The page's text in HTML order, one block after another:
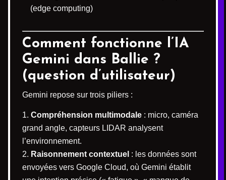
(edge computing)
Comment fonctionne l’IA
Gemini dans Ballie ?
(question d’utilisateur)
Gemini repose sur trois piliers :
Compréhension multimodale : micro, caméra
grand angle, capteurs LIDAR analysent
l’environnement.
Raisonnement contextuel : les données sont
envoyées vers Google Cloud, où Gemini établit